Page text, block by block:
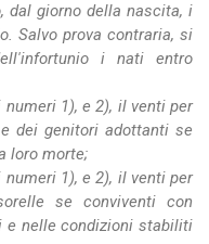
dal giorno della nascita, i
Salvo prova contraria, si
i nati entro
1), e 2), il venti per
dei genitori adottanti se
loro morte;
1), e 2), il venti per
se conviventi con
nelle condizioni stabiliti